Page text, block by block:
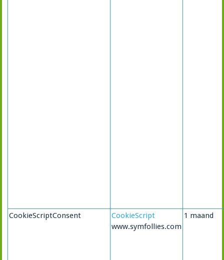
CookieScriptConsent
CookieScript
www.symfollies.com
1 maand